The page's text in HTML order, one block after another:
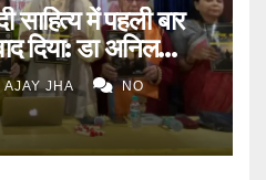
साहित्य में पहली बार
दिया: डा अनिल
AJAY JHA NO